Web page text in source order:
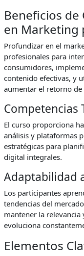
Beneficios
en
Profundizar en el
profesionales para
consumidores,
contenido efectivas, y
aumentar el retorno
Competencias
El curso proporciona
análisis y plataformas
estratégicas para
digital integrales.
Adaptabilidad
Los participantes
tendencias del
mantener la
evoluciona
Elementos